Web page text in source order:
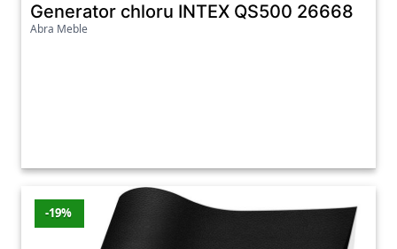
Generator chloru INTEX QS500 26668
Abra Meble
-19%